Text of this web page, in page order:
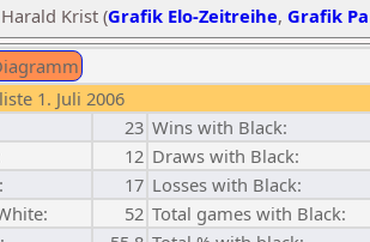
Krist (Grafik Elo-Zeitreihe, Grafik
1. Juli 2006
23 Wins with Black:
12 Draws with Black:
17 Losses with Black:
52 Total games with Black: